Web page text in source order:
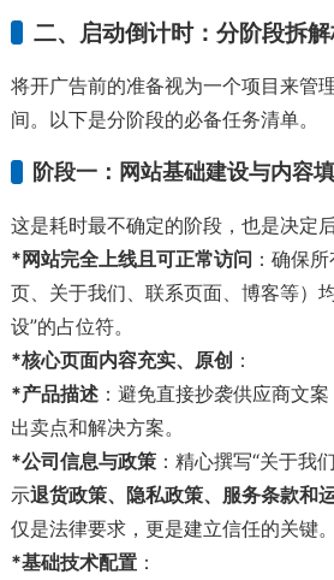
二、启动倒计时：分阶段拆
将开广告前的准备视为一个项目来管
间。以下是分阶段的必备任务清单。
阶段一：网站基础建设与内容
这是耗时最不确定的阶段，也是决定
*网站完全上线且可正常访问 ：确保
页、关于我们、联系页面、博客等）
设”的占位符。
*核心页面内容充实、原创 ：
*产品描述：避免直接抄袭供应商文
出卖点和解决方案。
*公司信息与政策：精心撰写“关于我
示退货政策、隐私政策、服务条款和
仅是法律要求，更是建立信任的关键。
*基础技术配置：